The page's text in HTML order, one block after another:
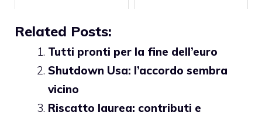
Related Posts:
Tutti pronti per la fine dell’euro
Shutdown Usa: l’accordo sembra
vicino
Riscatto laurea: contributi e